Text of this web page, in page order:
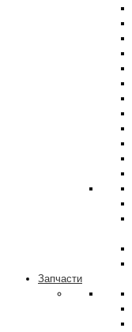
Запчасти